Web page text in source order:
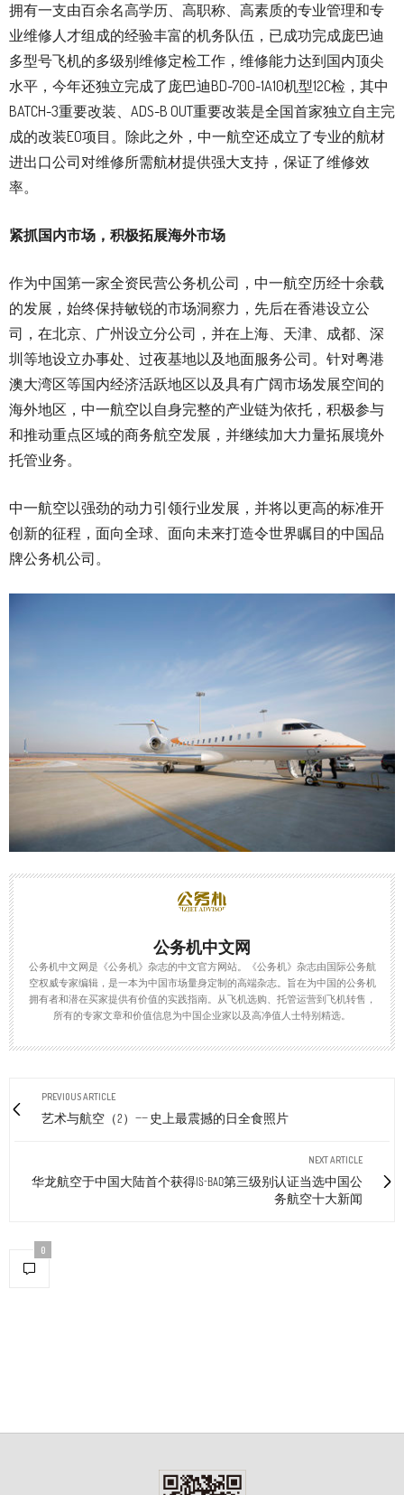
拥有一支由百余名高学历、高职称、高素质的专业管理和专
业维修人才组成的经验丰富的机务队伍，已成功完成庞巴迪
多型号飞机的多级别维修定检工作，维修能力达到国内顶尖
水平，今年还独立完成了庞巴迪BD-700-1A10机型12C检，其中
BATCH-3重要改装、ADS-B OUT重要改装是全国首家独立自主完
成的改装EO项目。除此之外，中一航空还成立了专业的航材
进出口公司对维修所需航材提供强大支持，保证了维修效
率。
紧抓国内市场，积极拓展海外市场
作为中国第一家全资民营公务机公司，中一航空历经十余载
的发展，始终保持敏锐的市场洞察力，先后在香港设立公
司，在北京、广州设立分公司，并在上海、天津、成都、深
圳等地设立办事处、过夜基地以及地面服务公司。针对粤港
澳大湾区等国内经济活跃地区以及具有广阔市场发展空间的
海外地区，中一航空以自身完整的产业链为依托，积极参与
和推动重点区域的商务航空发展，并继续加大力量拓展境外
托管业务。
中一航空以强劲的动力引领行业发展，并将以更高的标准开
创新的征程，面向全球、面向未来打造令世界瞩目的中国品
牌公务机公司。
公务机中文网
公务机中文网是《公务机》杂志的中文官方网站。《公务机》杂志由国际公务航
空权威专家编辑，是一本为中国市场量身定制的高端杂志。旨在为中国的公务机
拥有者和潜在买家提供有价值的实践指南。从飞机选购、托管运营到飞机转售，
所有的专家文章和价值信息为中国企业家以及高净值人士特别精选。
PREVIOUS ARTICLE
艺术与航空（2）—— 史上最震撼的日全食照片
NEXT ARTICLE
华龙航空于中国大陆首个获得IS-BAO第三级别认证当选中国公
务航空十大新闻
0